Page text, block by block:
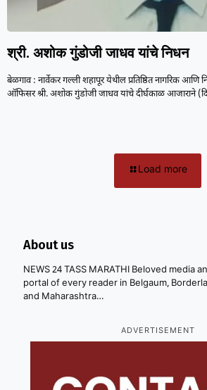
श्री. अशोक गुंडोजी जाधव यांचे निधन
बेळगाव : नार्वेकर गल्ली शहापूर येथील प्रतिष्ठित नागरिक आणि
ऑफिसर श्री. अशोक गुंडोजी जाधव यांचे दीर्घकाळ आजाराने
Load more
About us
NEWS 24 TASS MARATHI Beloved media
portal of every reader in Belgaum,
and Maharashtra…
ADVERTISEMENT